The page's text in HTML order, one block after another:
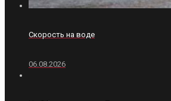
Скорость на воде
06.08.2026